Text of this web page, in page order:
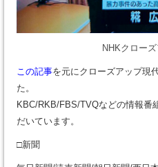
NHKクロー
この記事を元にクローズアップ現
た。
KBC/RKB/FBS/TVQなどの情報番
だいています。
□新聞